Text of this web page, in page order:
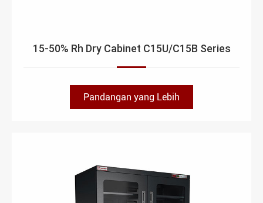
15-50% Rh Dry Cabinet C15U/C15B Series
Pandangan yang Lebih